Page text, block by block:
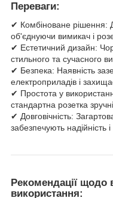
Переваги:
✔ Комбіноване рішення:
об'єднуючи вимикач і
✔ Естетичний дизайн:
стильного та сучасного
✔ Безпека: Наявність
електроприладів і
✔ Простота у
стандартна розетка
✔ Довговічність:
забезпечують надійність
Рекомендації щодо
використання: